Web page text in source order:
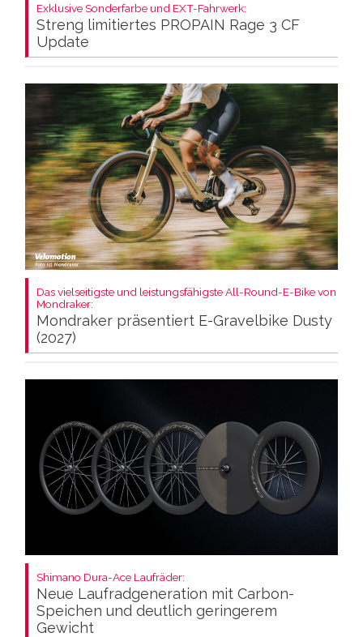
Exklusive Sonderfarbe und EXT-Fahrwerk:
Streng limitiertes PROPAIN Rage 3 CF
Update
Das vielseitigste und leistungsfähigste All-Round-E-Bike von
Mondraker:
Mondraker präsentiert E-Gravelbike Dusty
(2027)
Shimano Dura-Ace Laufräder:
Neue Laufradgeneration mit Carbon-
Speichen und deutlich geringerem
Gewicht